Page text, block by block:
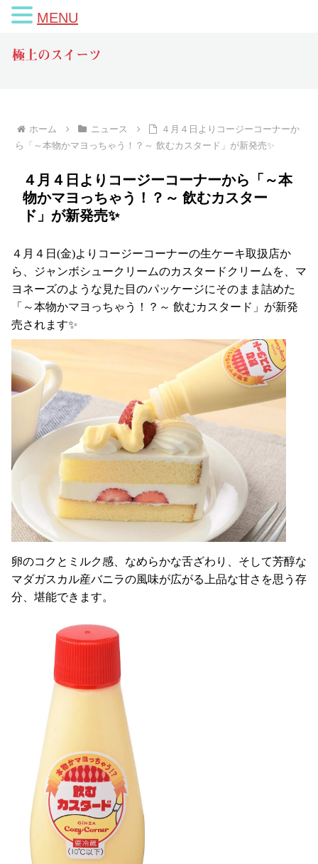
極上のスイーツ
ホーム ニュース
４月４日よりコージーコーナーか
ら「～本物かマヨっちゃう！？～ 飲むカスタード」が新発売✨
４月４日よりコージーコーナーから「～本
物かマヨっちゃう！？～ 飲むカスター
ド」が新発売✨
４月４日(金)よりコージーコーナーの生ケーキ取扱店か
ら、ジャンボシュークリームのカスタードクリームを、マ
ヨネーズのような見た目のパッケージにそのまま詰めた
「～本物かマヨっちゃう！？～ 飲むカスタード」が新発
売されます✨
卵のコクとミルク感、なめらかな舌ざわり、そして芳醇な
マダガスカル産バニラの風味が広がる上品な甘さを思う存
分、堪能できます。
MENU